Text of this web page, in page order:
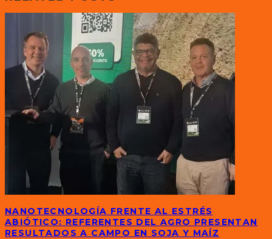
NANOTECNOLOGÍA FRENTE AL ESTRÉS
ABIÓTICO: REFERENTES DEL AGRO PRESENTAN
RESULTADOS A CAMPO EN SOJA Y MAÍZ